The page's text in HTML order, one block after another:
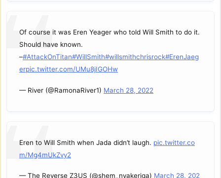
Of course it was Eren Yeager who told Will Smith to do it.
Should have known.
–#AttackOnTitan#WillSmith#willsmithchrisrock#ErenJaeg
erpic.twitter.com/UMu8jIGOHw
— River (@RamonaRiver1) March 28, 2022
Eren to Will Smith when Jada didn’t laugh. pic.twitter.co
m/Mg4mUkZvy2
— The Reverse Z3US (@shem_nyakeriga) March 28, 202